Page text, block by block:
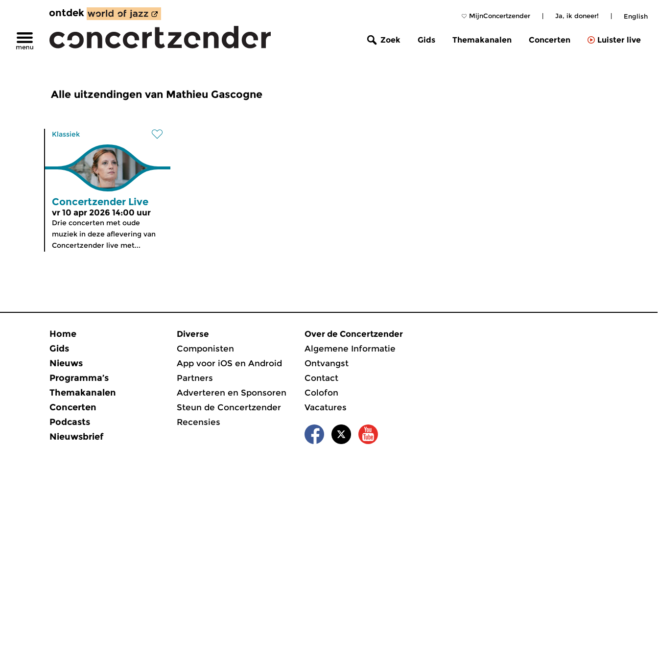
MijnConcertzender | Ja, ik doneer! | English
ontdek
Zoek Gids Themakanalen Concerten Luister live
Alle uitzendingen van Mathieu Gascogne
Klassiek
Concertzender Live
vr 10 apr 2026 14:00 uur
Drie concerten met oude
muziek in deze aflevering van
Concertzender live met...
Home
Gids
Nieuws
Programma’s
Themakanalen
Concerten
Podcasts
Nieuwsbrief
Diverse
Componisten
App voor iOS en Android
Partners
Adverteren en Sponsoren
Steun de Concertzender
Recensies
Over de Concertzender
Algemene Informatie
Ontvangst
Contact
Colofon
Vacatures